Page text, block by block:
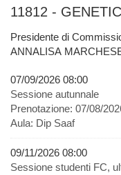
11812 -
Presidente di
ANNALISA
07/09/2026 08:00
Sessione autunnale
Prenotazione: 07/08/
Aula: Dip Saaf
09/11/2026 08:00
Sessione studenti FC,